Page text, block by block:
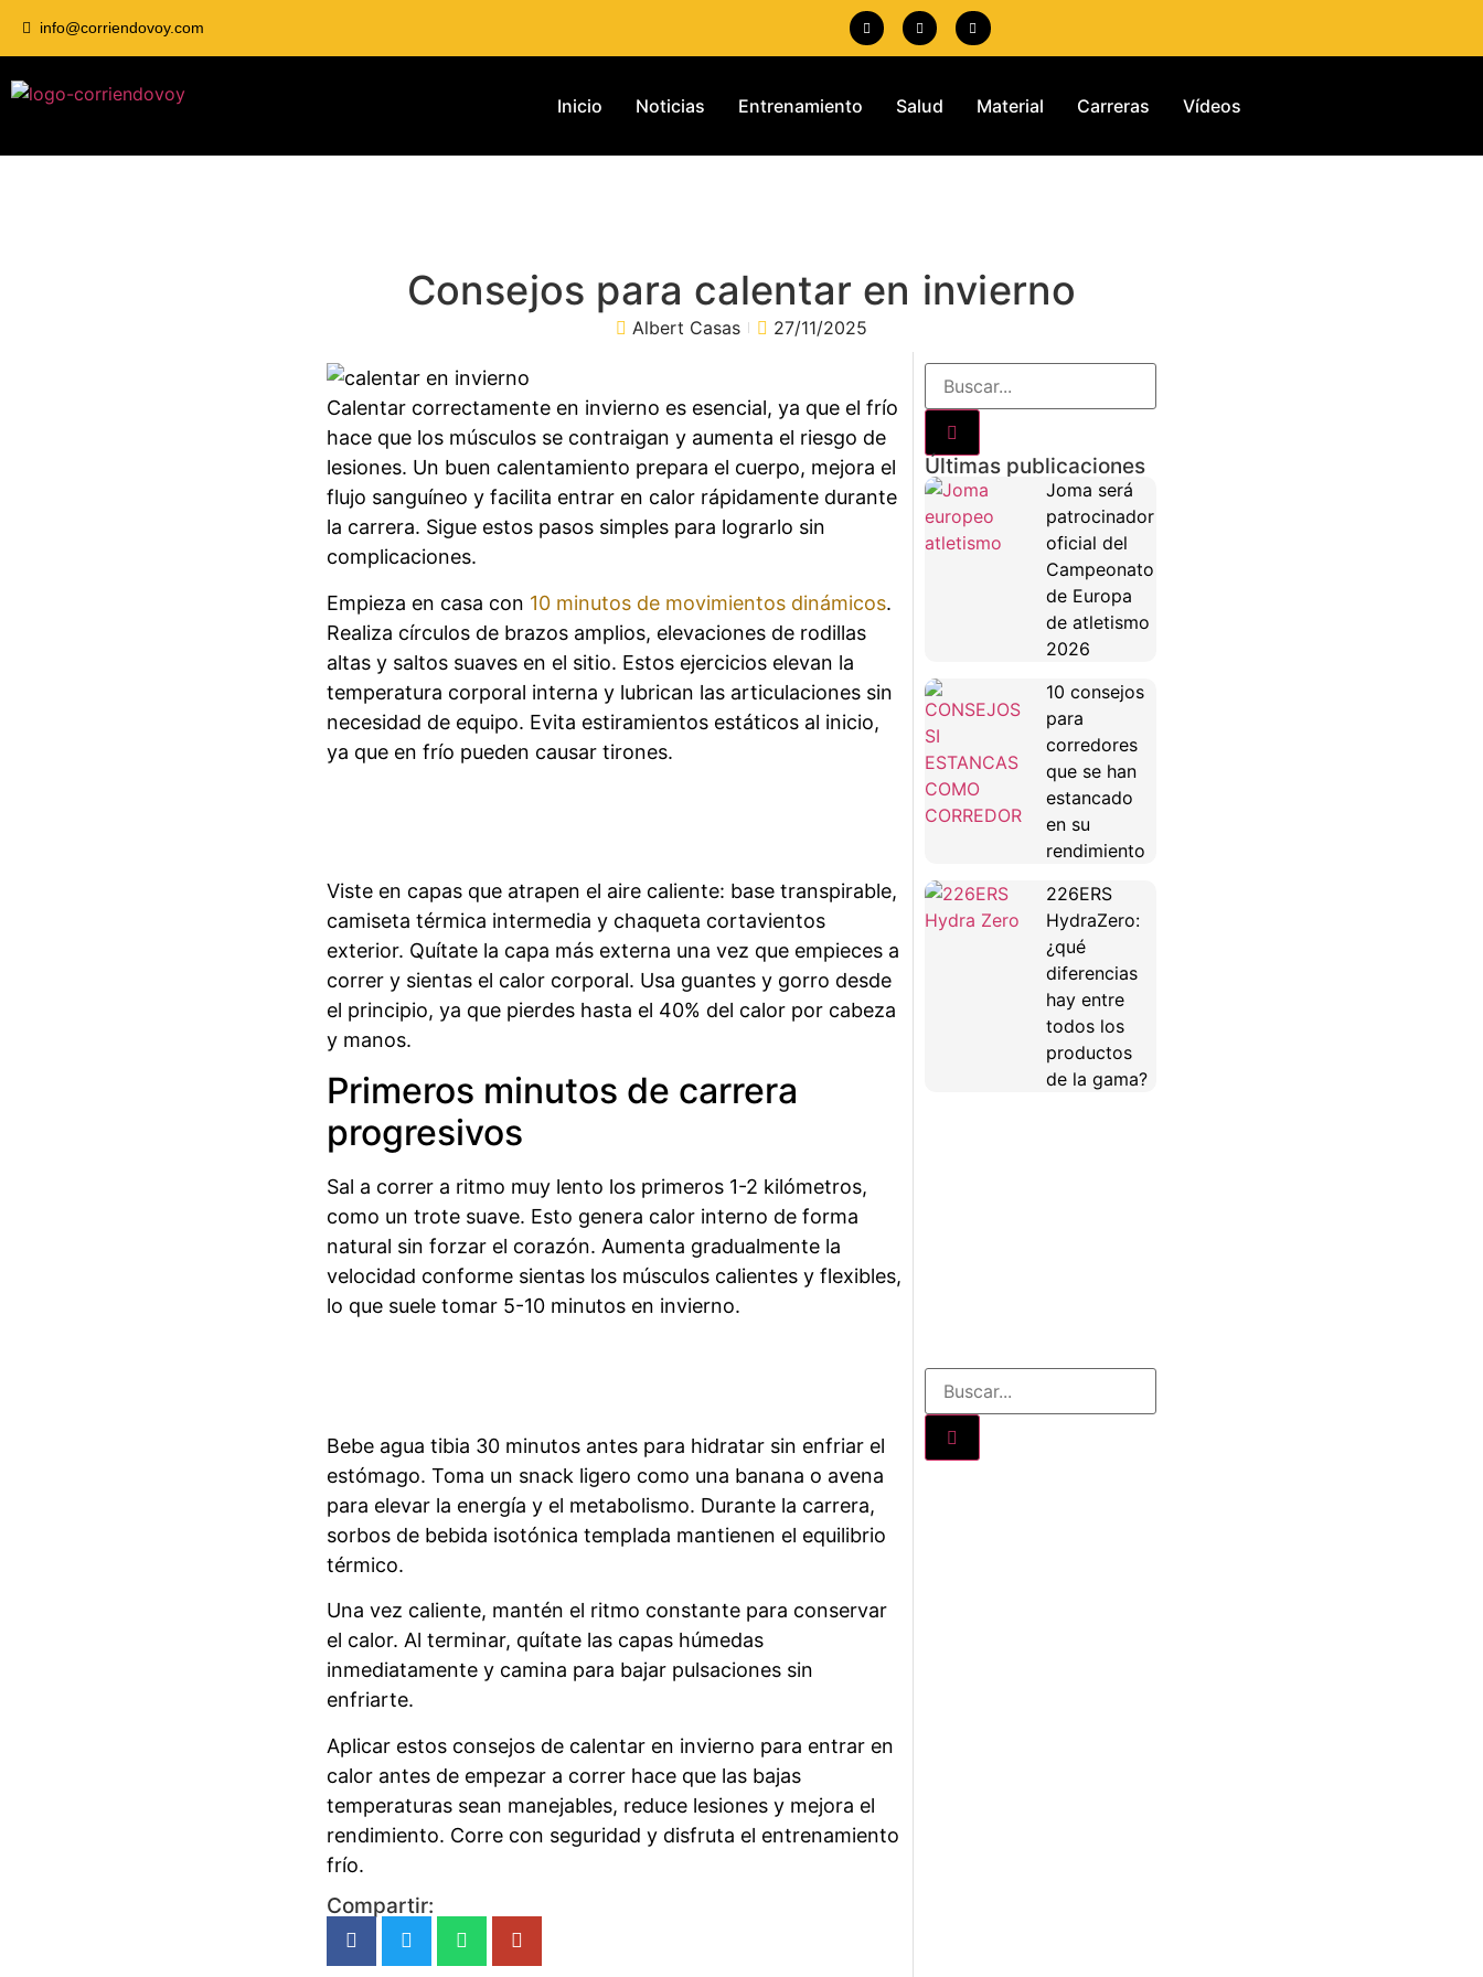
info@corriendovoy.com
Inicio Noticias Entrenamiento Salud Material Carreras Vídeos
Consejos para calentar en invierno
Albert Casas 27/11/2025
Calentar correctamente en invierno es esencial, ya que el frío
hace que los músculos se contraigan y aumenta el riesgo de
lesiones. Un buen calentamiento prepara el cuerpo, mejora el
flujo sanguíneo y facilita entrar en calor rápidamente durante
la carrera. Sigue estos pasos simples para lograrlo sin
complicaciones.
Empieza en casa con 10 minutos de movimientos dinámicos.
Realiza círculos de brazos amplios, elevaciones de rodillas
altas y saltos suaves en el sitio. Estos ejercicios elevan la
temperatura corporal interna y lubrican las articulaciones sin
necesidad de equipo. Evita estiramientos estáticos al inicio,
ya que en frío pueden causar tirones.
Viste en capas que atrapen el aire caliente: base transpirable,
camiseta térmica intermedia y chaqueta cortavientos
exterior. Quítate la capa más externa una vez que empieces a
correr y sientas el calor corporal. Usa guantes y gorro desde
el principio, ya que pierdes hasta el 40% del calor por cabeza
y manos.
Primeros minutos de carrera
progresivos
Sal a correr a ritmo muy lento los primeros 1-2 kilómetros,
como un trote suave. Esto genera calor interno de forma
natural sin forzar el corazón. Aumenta gradualmente la
velocidad conforme sientas los músculos calientes y flexibles,
lo que suele tomar 5-10 minutos en invierno.
Bebe agua tibia 30 minutos antes para hidratar sin enfriar el
estómago. Toma un snack ligero como una banana o avena
para elevar la energía y el metabolismo. Durante la carrera,
sorbos de bebida isotónica templada mantienen el equilibrio
térmico.
Una vez caliente, mantén el ritmo constante para conservar
el calor. Al terminar, quítate las capas húmedas
inmediatamente y camina para bajar pulsaciones sin
enfriarte.
Aplicar estos consejos de calentar en invierno para entrar en
calor antes de empezar a correr hace que las bajas
temperaturas sean manejables, reduce lesiones y mejora el
rendimiento. Corre con seguridad y disfruta el entrenamiento
frío.​
Compartir:
Últimas publicaciones
Joma será
patrocinador
oficial del
Campeonato
de Europa
de atletismo
2026
10 consejos
para
corredores
que se han
estancado
en su
rendimiento
226ERS
HydraZero:
¿qué
diferencias
hay entre
todos los
productos
de la gama?